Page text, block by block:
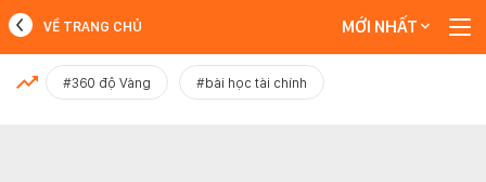
MỚI NHẤT
VỀ TRANG CHỦ MỚI NHẤT
#360 độ Vàng #bài học tài chính